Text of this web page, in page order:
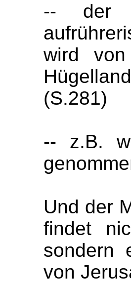
-- der
wird
(S.281)
-- z.B.
Und der
findet
sondern
von